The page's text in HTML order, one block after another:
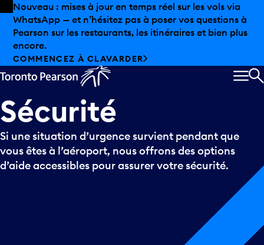
Skip to offers
Passer au contenu principal
Nouveau : mises à jour en temps réel sur les vols via
WhatsApp — et n’hésitez pas à poser vos questions à
Pearson sur les restaurants, les itinéraires et bien plus
encore.
COMMENCEZ À CLAVARDER
Sécurité
Si une situation d’urgence survient pendant que
vous êtes à l’aéroport, nous offrons des options
d’aide accessibles pour assurer votre sécurité.